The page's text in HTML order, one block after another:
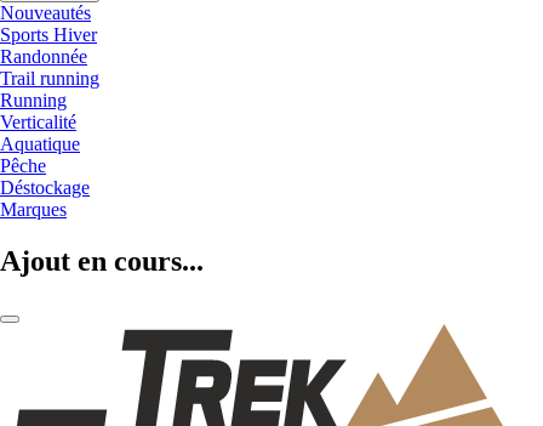
Nouveautés
Sports Hiver
Randonnée
Trail running
Running
Verticalité
Aquatique
Pêche
Déstockage
Marques
Ajout en cours...